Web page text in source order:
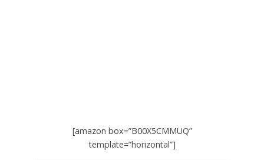
[amazon box=”B00X5CMMUQ”
template=”horizontal”]